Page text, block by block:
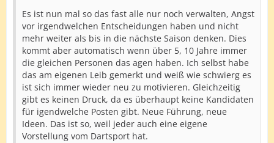
Es ist nun mal so das fast alle nur noch verwalten, Angst
vor irgendwelchen Entscheidungen haben und nicht
mehr weiter als bis in die nächste Saison denken. Dies
kommt aber automatisch wenn über 5, 10 Jahre immer
die gleichen Personen das agen haben. Ich selbst habe
das am eigenen Leib gemerkt und weiß wie schwierg es
ist sich immer wieder neu zu motivieren. Gleichzeitig
gibt es keinen Druck, da es überhaupt keine Kandidaten
für igendwelche Posten gibt. Neue Führung, neue
Ideen. Das ist so, weil jeder auch eine eigene
Vorstellung vom Dartsport hat.